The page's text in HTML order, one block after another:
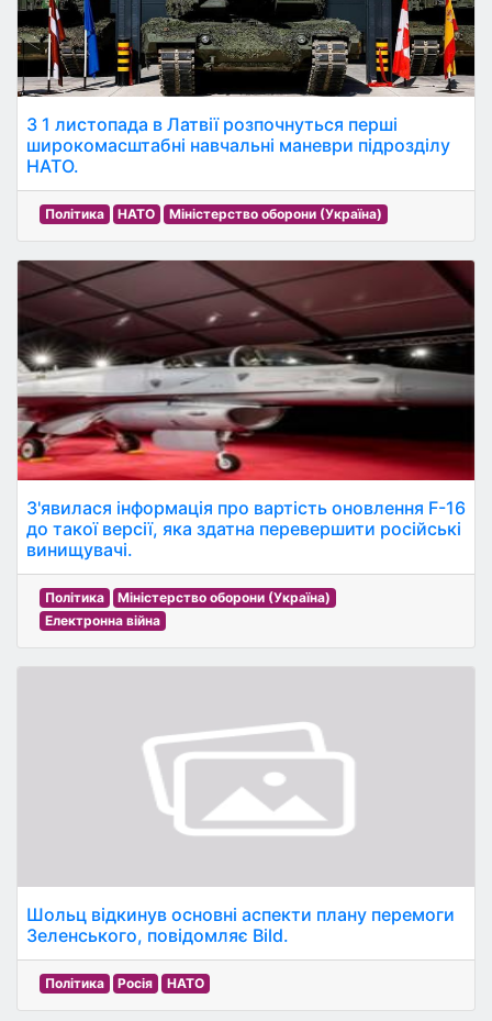
З 1 листопада в Латвії розпочнуться перші
широкомасштабні навчальні маневри підрозділу
НАТО.
Політика НАТО Міністерство оборони (Україна)
З'явилася інформація про вартість оновлення F-16
до такої версії, яка здатна перевершити російські
винищувачі.
Політика
Міністерство оборони (Україна)
Електронна війна
Шольц відкинув основні аспекти плану перемоги
Зеленського, повідомляє Bild.
Політика Росія НАТО